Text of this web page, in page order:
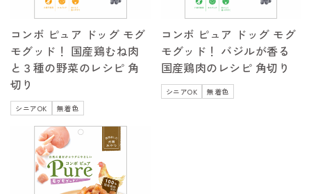
コンボ ピュア ドッグ モグ
モグッド！ 国産鶏むね肉
と３種の野菜のレシピ 角
切り
シニアOK 無着色
コンボ ピュア ドッグ モグ
モグッド！ バジルが香る
国産鶏肉のレシピ 角切り
シニアOK 無着色